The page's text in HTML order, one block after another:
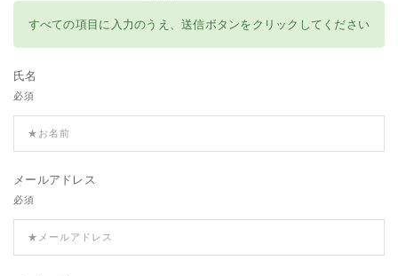
すべての項目に入力のうえ、送信ボタンをクリックしてください
氏名
必須
メールアドレス
必須